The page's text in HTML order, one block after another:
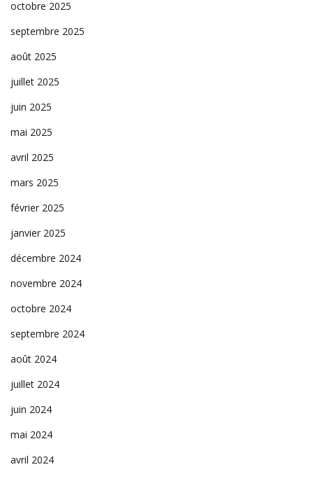
octobre 2025
septembre 2025
août 2025
juillet 2025
juin 2025
mai 2025
avril 2025
mars 2025
février 2025
janvier 2025
décembre 2024
novembre 2024
octobre 2024
septembre 2024
août 2024
juillet 2024
juin 2024
mai 2024
avril 2024